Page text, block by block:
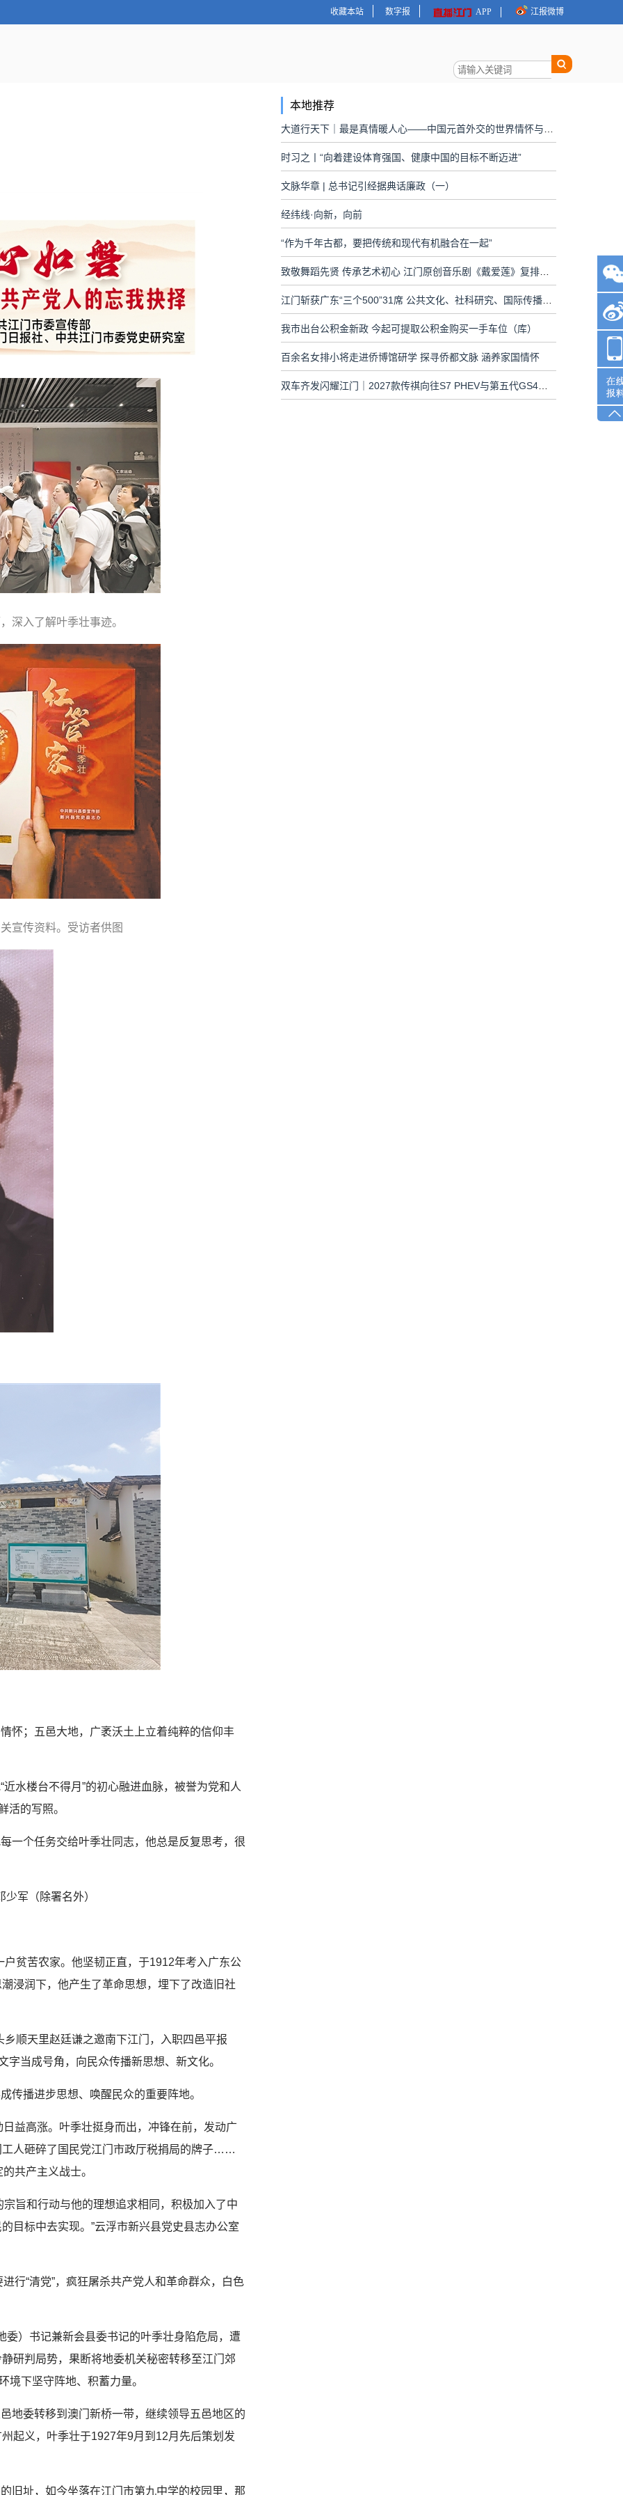
收藏本站 数字报 APP 江报微博
深入了解叶季壮事迹。
宣传资料。受访者供图
怀；五邑大地，广袤沃土上立着纯粹的信仰丰
水楼台不得月”的初心融进血脉，被誉为党和人
活的写照。
个任务交给叶季壮同志，他总是反复思考，很
军（除署名外）
贫苦农家。他坚韧正直，于1912年考入广东公
浸润下，他产生了革命思想，埋下了改造旧社
顺天里赵廷谦之邀南下江门，入职四邑平报
字当成号角，向民众传播新思想、新文化。
传播进步思想、唤醒民众的重要阵地。
益高涨。叶季壮挺身而出，冲锋在前，发动广
人砸碎了国民党江门市政厅税捐局的牌子……
共产主义战士。
旨和行动与他的理想追求相同，积极加入了中
目标中去实现。”云浮市新兴县党史县志办公室
行“清党”，疯狂屠杀共产党人和革命群众，白色
）书记兼新会县委书记的叶季壮身陷危局，遭
研判局势，果断将地委机关秘密转移至江门郊
下坚守阵地、积蓄力量。
地委转移到澳门新桥一带，继续领导五邑地区的
起义，叶季壮于1927年9月到12月先后策划发
旧址，如今坐落在江门市第九中学的校园里，那
本地推荐
时习之丨“向着建设体育强国、健康中国的目标不断迈进”
文脉华章 | 总书记引经据典话廉政（一）
经纬线·向新，向前
“作为千年古都，要把传统和现代有机融合在一起”
我市出台公积金新政 今起可提取公积金购买一手车位（库）
百余名女排小将走进侨博馆研学 探寻侨都文脉 涵养家国情怀